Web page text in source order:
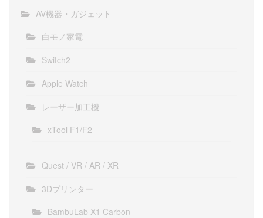
AV機器・ガジェット
白モノ家電
Switch2
Apple Watch
レーザー加工機
xTool F1/F2
Quest / VR / AR / XR
3Dプリンター
BambuLab X1 Carbon